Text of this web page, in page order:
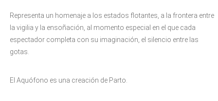
Representa un homenaje a los estados flotantes, a la frontera entre
la vigilia y la ensoñación, al momento especial en el que cada
espectador completa con su imaginación, el silencio entre las
gotas.
El Aquófono es una creación de Parto.